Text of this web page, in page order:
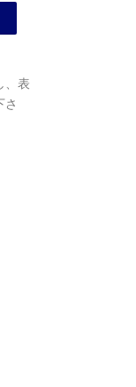
、表
さ